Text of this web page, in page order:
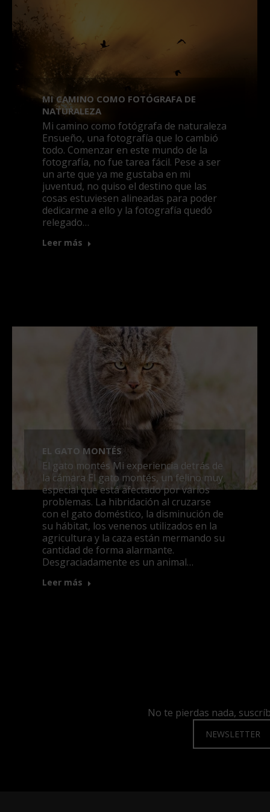
MI CAMINO COMO FOTÓGRAFA DE
NATURALEZA
Mi camino como fotógrafa de naturaleza
Ensueño, una fotografía que lo cambió
todo. Comenzar en este mundo de la
fotografía, no fue tarea fácil. Pese a ser
un arte que ya me gustaba en mi
juventud, no quiso el destino que las
cosas estuviesen alineadas para poder
dedicarme a ello y la fotografía quedó
relegado…
Leer más
EL GATO MONTÉS
El gato montés Mi experiencia detrás de
la cámara El gato montés, un felino muy
especial que está afectado por varios
problemas. La hibridación al cruzarse
con el gato doméstico, la disminución de
su hábitat, los venenos utilizados en la
agricultura y la caza están mermando su
cantidad de forma alarmante.
Desgraciadamente es un animal…
Leer más
No te pierdas nada,
NEWSLETTER